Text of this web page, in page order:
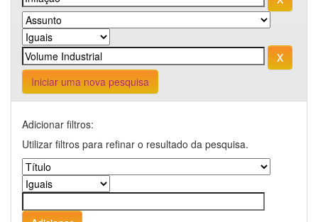
Iniciar uma nova pesquisa
Adicionar filtros:
Utilizar filtros para refinar o resultado da pesquisa.